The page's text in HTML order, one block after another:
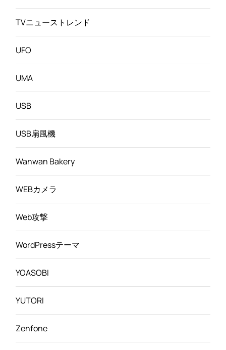
TVニューストレンド
UFO
UMA
USB
USB扇風機
Wanwan Bakery
WEBカメラ
Web攻撃
WordPressテーマ
YOASOBI
YUTORI
Zenfone